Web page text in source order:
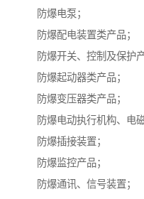
防爆电泵；
防爆配电装置类产品；
防爆开关、控制及保护产
防爆起动器类产品；
防爆变压器类产品；
防爆电动执行机构、电
防爆插接装置；
防爆监控产品；
防爆通讯、信号装置；